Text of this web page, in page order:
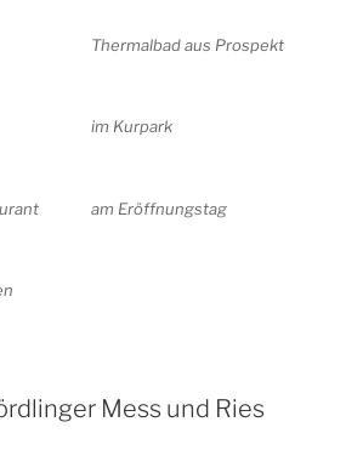
Thermalbad aus Prospekt
im Kurpark
am Eröffnungstag
Mess und Ries